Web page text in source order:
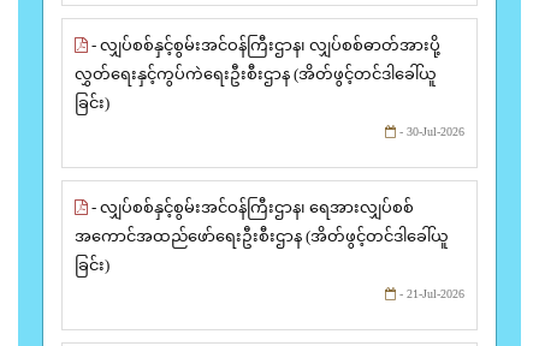
- လျှပ်စစ်နှင့်စွမ်းအင်ဝန်ကြီးဌာန၊ လျှပ်စစ်ဓာတ်အားပို့
လွှတ်ရေးနှင့်ကွပ်ကဲရေးဦးစီးဌာန (အိတ်ဖွင့်တင်ဒါခေါ်ယူ
ခြင်း)
- 30-Jul-2026
- လျှပ်စစ်နှင့်စွမ်းအင်ဝန်ကြီးဌာန၊ ရေအားလျှပ်စစ်
အကောင်အထည်ဖော်ရေးဦးစီးဌာန (အိတ်ဖွင့်တင်ဒါခေါ်ယူ
ခြင်း)
- 21-Jul-2026